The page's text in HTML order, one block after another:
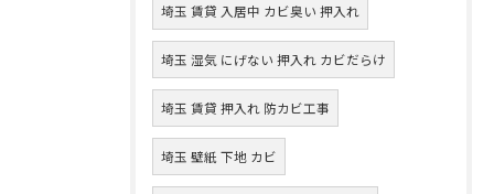
埼玉 賃貸 入居中 カビ臭い 押入れ
埼玉 湿気 にげない 押入れ カビだらけ
埼玉 賃貸 押入れ 防カビ工事
埼玉 壁紙 下地 カビ